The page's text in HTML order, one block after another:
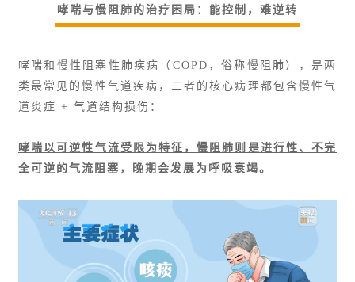
哮喘与慢阻肺的治疗困局：能控制，难逆转
哮喘和慢性阻塞性肺疾病（COPD，俗称慢阻肺），是两
类最常见的慢性气道疾病，二者的核心病理都包含慢性气
道炎症 + 气道结构损伤：
哮喘以可逆性气流受限为特征，慢阻肺则是进行性、不完
全可逆的气流阻塞，晚期会发展为呼吸衰竭。